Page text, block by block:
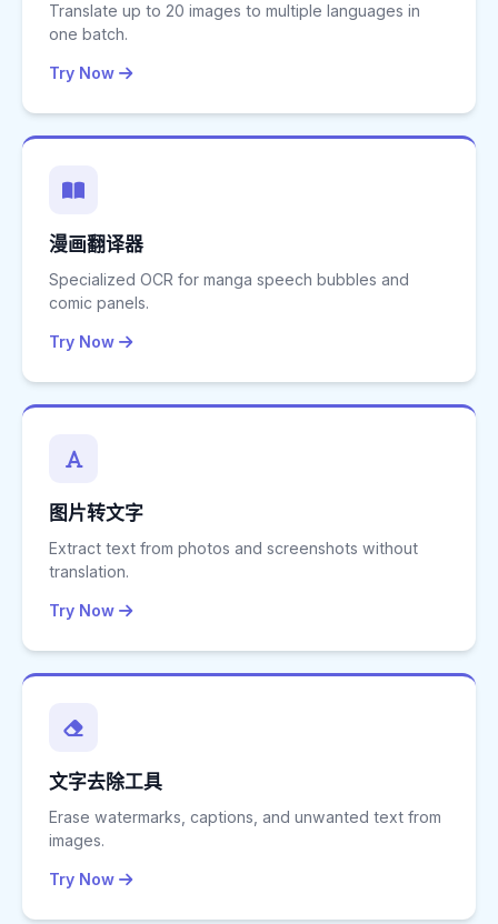
Translate up to 20 images to multiple languages in
one batch.
Try Now
漫画翻译器
Specialized OCR for manga speech bubbles and
comic panels.
Try Now
图片转文字
Extract text from photos and screenshots without
translation.
Try Now
文字去除工具
Erase watermarks, captions, and unwanted text from
images.
Try Now